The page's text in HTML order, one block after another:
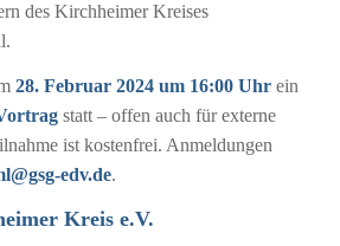
des Kirchheimer Kreises
28. Februar 2024 um 16:00 Uhrein
statt – offen auch für externe
ist kostenfrei. Anmeldungen
edv.de.
Kreis e.V.